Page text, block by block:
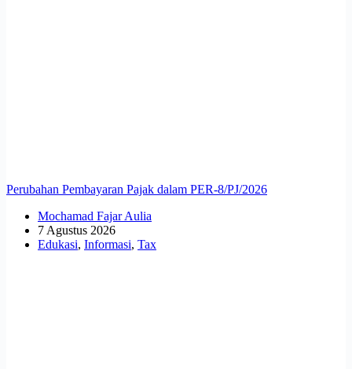
Perubahan Pembayaran Pajak dalam PER-8/PJ/2026
Mochamad Fajar Aulia
7 Agustus 2026
Edukasi, Informasi, Tax